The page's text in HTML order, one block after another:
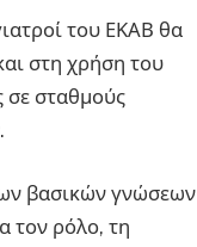
του ΕΚΑΒ θα
στη χρήση του
σε σταθμούς
βασικών γνώσεων
τον ρόλο, τη